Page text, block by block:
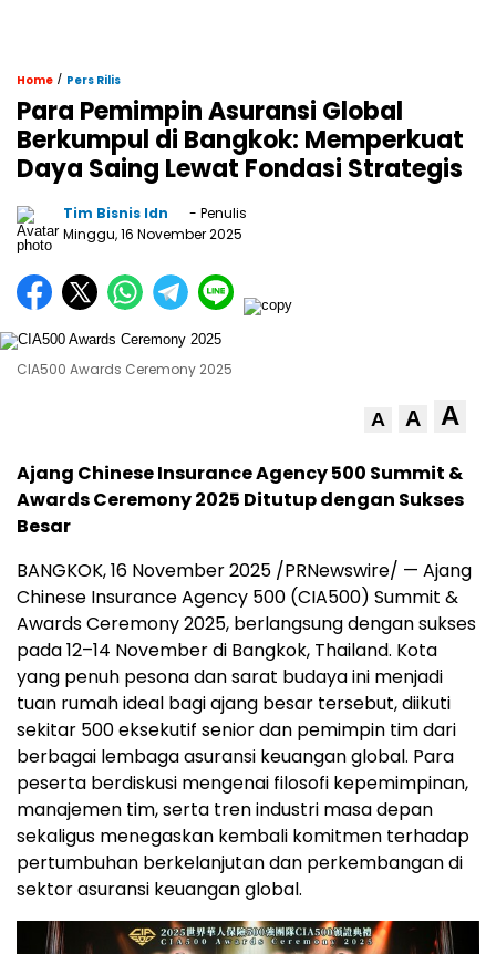
Home / Pers Rilis
Para Pemimpin Asuransi Global
Berkumpul di Bangkok: Memperkuat
Daya Saing Lewat Fondasi Strategis
Tim Bisnis Idn
- Penulis
Minggu, 16 November 2025
CIA500 Awards Ceremony 2025
A A A
Ajang Chinese Insurance Agency 500 Summit &
Awards Ceremony 2025 Ditutup dengan Sukses
Besar
BANGKOK,16 November 2025 /PRNewswire/ — Ajang
Chinese Insurance Agency 500 (CIA500) Summit &
Awards Ceremony 2025, berlangsung dengan sukses
pada 12–14 November di Bangkok, Thailand. Kota
yang penuh pesona dan sarat budaya ini menjadi
tuan rumah ideal bagi ajang besar tersebut, diikuti
sekitar 500 eksekutif senior dan pemimpin tim dari
berbagai lembaga asuransi keuangan global. Para
peserta berdiskusi mengenai filosofi kepemimpinan,
manajemen tim, serta tren industri masa depan
sekaligus menegaskan kembali komitmen terhadap
pertumbuhan berkelanjutan dan perkembangan di
sektor asuransi keuangan global.